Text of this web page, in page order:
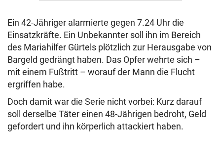
Ein 42-Jähriger alarmierte gegen 7.24 Uhr die
Einsatzkräfte. Ein Unbekannter soll ihn im Bereich
des Mariahilfer Gürtels plötzlich zur Herausgabe von
Bargeld gedrängt haben. Das Opfer wehrte sich –
mit einem Fußtritt – worauf der Mann die Flucht
ergriffen habe.
Doch damit war die Serie nicht vorbei: Kurz darauf
soll derselbe Täter einen 48-Jährigen bedroht, Geld
gefordert und ihn körperlich attackiert haben.